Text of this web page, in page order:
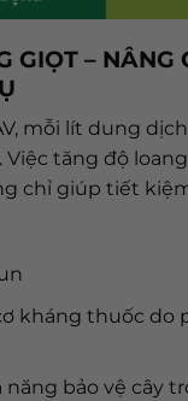
GIỌT – NÂNG
mỗi lít dung
tăng độ
chỉ giúp tiết
kháng thuốc do
năng bảo vệ cây